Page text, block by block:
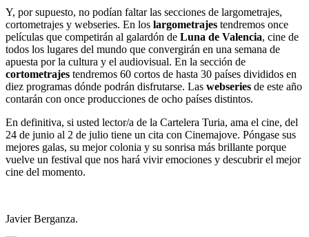
Y, por supuesto, no podían faltar las secciones de largometrajes,
cortometrajes y webseries. En los largometrajes tendremos once
películas que competirán al galardón de Luna de Valencia, cine de
todos los lugares del mundo que convergirán en una semana de
apuesta por la cultura y el audiovisual. En la sección de
cortometrajes tendremos 60 cortos de hasta 30 países divididos en
diez programas dónde podrán disfrutarse. Las webseries de este año
contarán con once producciones de ocho países distintos.
En definitiva, si usted lector/a de la Cartelera Turia, ama el cine, del
24 de junio al 2 de julio tiene un cita con Cinemajove. Póngase sus
mejores galas, su mejor colonia y su sonrisa más brillante porque
vuelve un festival que nos hará vivir emociones y descubrir el mejor
cine del momento.
Javier Berganza.